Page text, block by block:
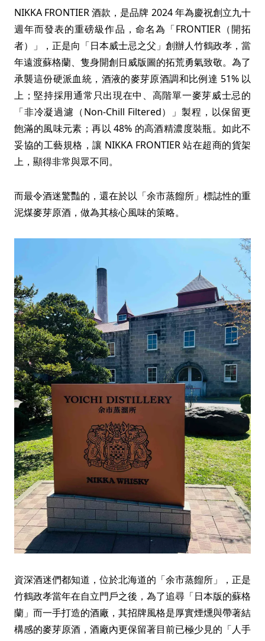
NIKKA FRONTIER 酒款，是品牌 2024 年為慶祝創立九十
週年而發表的重磅級作品，命名為「FRONTIER（開拓
者）」，正是向「日本威士忌之父」創辦人竹鶴政孝，當
年遠渡蘇格蘭、隻身開創日威版圖的拓荒勇氣致敬。為了
承襲這份硬派血統，酒液的麥芽原酒調和比例達 51% 以
上；堅持採用通常只出現在中、高階單一麥芽威士忌的
「非冷凝過濾（Non-Chill Filtered）」製程，以保留更
飽滿的風味元素；再以 48% 的高酒精濃度裝瓶。如此不
妥協的工藝規格，讓 NIKKA FRONTIER 站在超商的貨架
上，顯得非常與眾不同。
而最令酒迷驚豔的，還在於以「余市蒸餾所」標誌性的重
泥煤麥芽原酒，做為其核心風味的策略。
資深酒迷們都知道，位於北海道的「余市蒸餾所」，正是
竹鶴政孝當年在自立門戶之後，為了追尋「日本版的蘇格
蘭」而一手打造的酒廠，其招牌風格是厚實煙燻與帶著結
構感的麥芽原酒，酒廠內更保留著目前已極少見的「人手